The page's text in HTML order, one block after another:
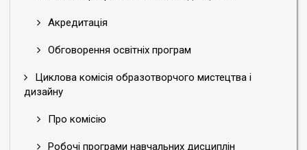
Акредитація
Обговорення освітніх програм
Циклова комісія образотворчого мистецтва і
дизайну
Про комісію
Робочі програми навчальних дисциплін